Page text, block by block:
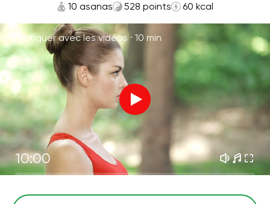
10 asanas 528 points 60 kcal
Pratiquer avec les vidéos · 10 min
10:00